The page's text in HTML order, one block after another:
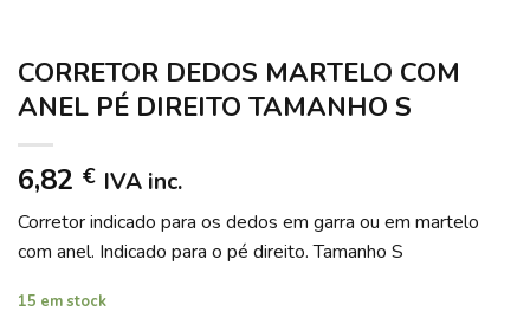
CORRETOR DEDOS MARTELO COM
ANEL PÉ DIREITO TAMANHO S
6,82 € IVA inc.
Corretor indicado para os dedos em garra ou em martelo
com anel. Indicado para o pé direito. Tamanho S
15 em stock